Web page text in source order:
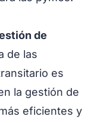
de
de las
es
la gestión de
eficientes y